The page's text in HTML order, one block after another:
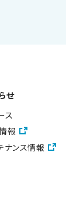
せ
ス
報
ナンス情報